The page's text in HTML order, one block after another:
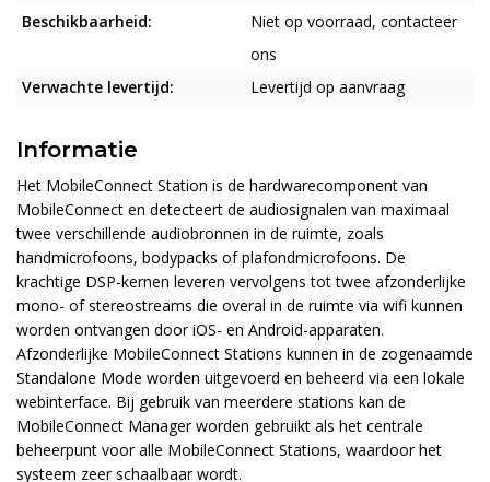
Beschikbaarheid:
Niet op voorraad, contacteer
ons
Verwachte levertijd:
Levertijd op aanvraag
Informatie
Het MobileConnect Station is de hardwarecomponent van
MobileConnect en detecteert de audiosignalen van maximaal
twee verschillende audiobronnen in de ruimte, zoals
handmicrofoons, bodypacks of plafondmicrofoons. De
krachtige DSP-kernen leveren vervolgens tot twee afzonderlijke
mono- of stereostreams die overal in de ruimte via wifi kunnen
worden ontvangen door iOS- en Android-apparaten.
Afzonderlijke MobileConnect Stations kunnen in de zogenaamde
Standalone Mode worden uitgevoerd en beheerd via een lokale
webinterface. Bij gebruik van meerdere stations kan de
MobileConnect Manager worden gebruikt als het centrale
beheerpunt voor alle MobileConnect Stations, waardoor het
systeem zeer schaalbaar wordt.